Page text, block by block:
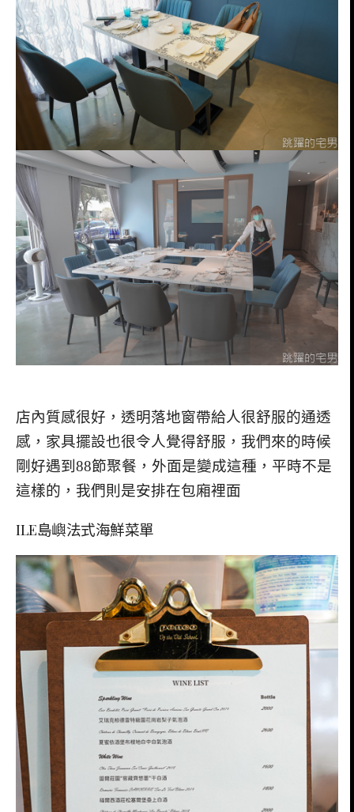
店內質感很好，透明落地窗帶給人很舒服的通透
感，家具擺設也很令人覺得舒服，我們來的時候
剛好遇到88節聚餐，外面是變成這種，平時不是
這樣的，我們則是安排在包廂裡面
ILE島嶼法式海鮮菜單